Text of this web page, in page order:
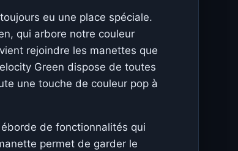
eu une place spéciale.
qui arbore notre couleur
rejoindre les manettes que
Green dispose de toutes
une touche de couleur pop à
de fonctionnalités qui
permet de garder le